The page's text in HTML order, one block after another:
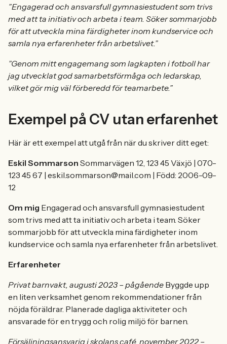
”Engagerad och ansvarsfull gymnasiestudent som trivs
med att ta initiativ och arbeta i team. Söker sommarjobb
för att utveckla mina färdigheter inom kundservice och
samla nya erfarenheter från arbetslivet.”
”Genom mitt engagemang som lagkapten i fotboll har
jag utvecklat god samarbetsförmåga och ledarskap,
vilket gör mig väl förberedd för teamarbete.”
Exempel på CV utan erfarenhet
Här är ett exempel att utgå från när du skriver ditt eget:
Eskil Sommarson Sommarvägen 12, 123 45 Växjö | 070-
123 45 67 | eskil.sommarson@mail.com | Född: 2006-09-
12
Om mig Engagerad och ansvarsfull gymnasiestudent
som trivs med att ta initiativ och arbeta i team. Söker
sommarjobb för att utveckla mina färdigheter inom
kundservice och samla nya erfarenheter från arbetslivet.
Erfarenheter
Privat barnvakt, augusti 2023 – pågående Byggde upp
en liten verksamhet genom rekommendationer från
nöjda föräldrar. Planerade dagliga aktiviteter och
ansvarade för en trygg och rolig miljö för barnen.
Försäljningsansvarig i skolans café, november 2022 –